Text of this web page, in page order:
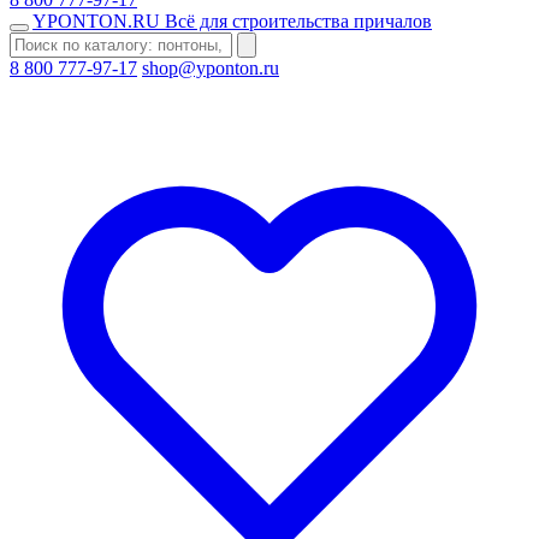
YPONTON.RU Всё для строительства причалов
8 800 777-97-17 shop@yponton.ru